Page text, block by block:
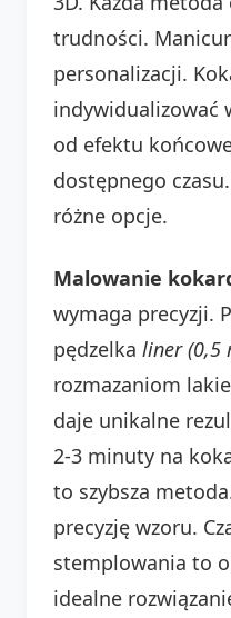
trudności.
personalizacji.
indywidualizować
od efektu
dostępnego
różne opcje.
Malowanie
wymaga precyzji.
pędzelka liner (0,5
rozmazaniom
daje unikalne
2-3 minuty na
to szybsza
precyzję wzoru.
stemplowania to
idealne